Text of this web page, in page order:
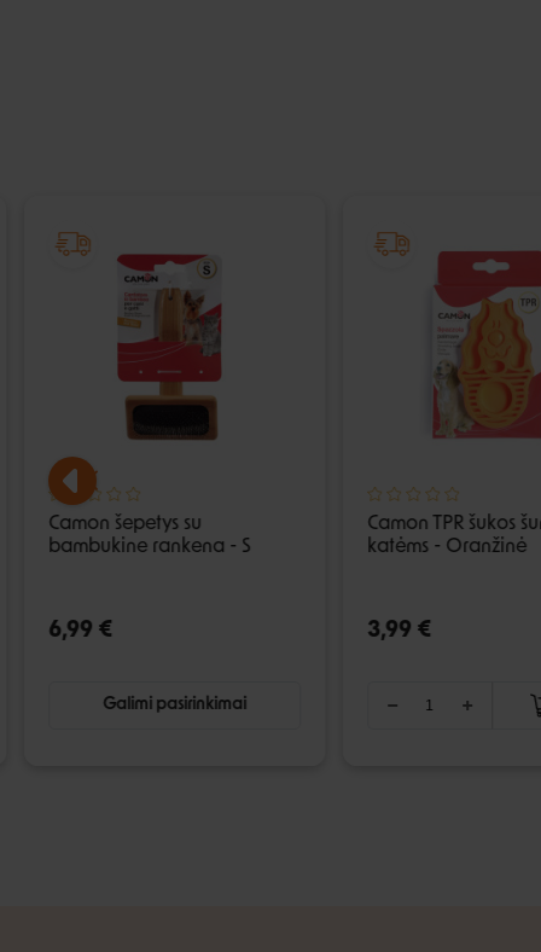
Camon šepetys su
bambukine rankena - S
6,99 €
Galimi pasirinkimai
Camon TPR šukos
katėms - Oranžinė
3,99 €